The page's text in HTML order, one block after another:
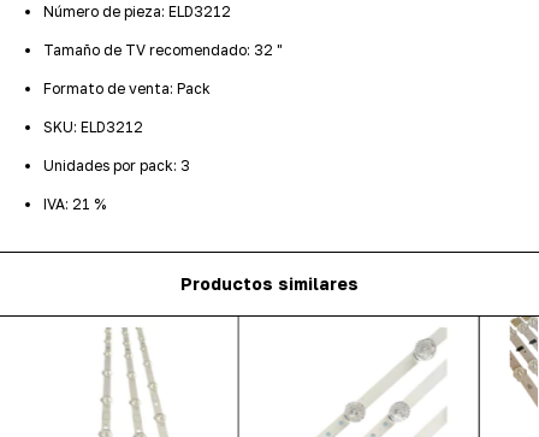
Número de pieza: ELD3212
Tamaño de TV recomendado: 32 "
Formato de venta: Pack
SKU: ELD3212
Unidades por pack: 3
IVA: 21 %
Productos similares